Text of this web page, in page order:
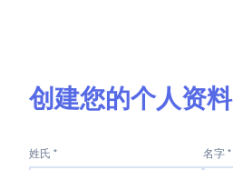
创建您的个人资料
姓氏 * 名字 *